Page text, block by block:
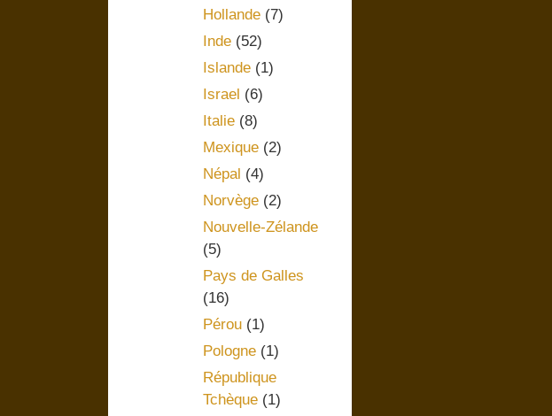
Hollande(7)
Inde(52)
Islande(1)
Israel (6)
Italie(8)
Mexique(2)
Népal (4)
Norvège(2)
Nouvelle-Zélande
(5)
Pays de Galles
(16)
Pérou(1)
Pologne(1)
République
Tchèque(1)